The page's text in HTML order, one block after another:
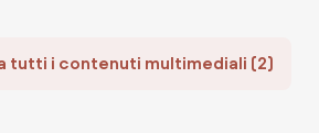
tutti i contenuti multimediali (2)